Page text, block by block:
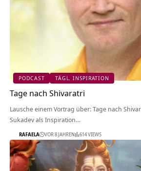
PODCAST TÄGL. INSPIRATION
Tage nach Shivaratri
Lausche einem Vortrag über: Tage nach
Sukadev als Inspiration…
RAFAELA VOR 8 JAHREN 614 VIEWS